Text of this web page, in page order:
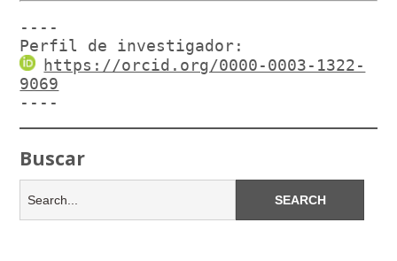
----
Perfil de investigador:
https://orcid.org/0000-0003-1322-
9069
----
Buscar